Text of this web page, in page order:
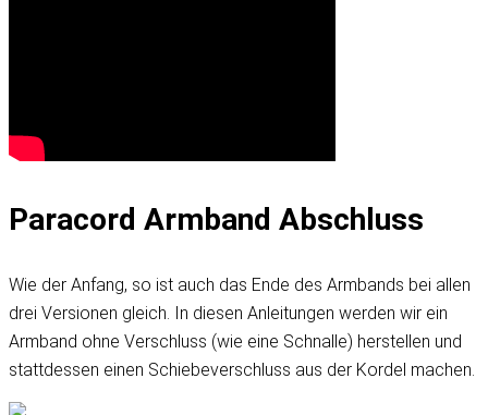
Paracord Armband Abschluss
Wie der Anfang, so ist auch das Ende des Armbands bei allen
drei Versionen gleich. In diesen Anleitungen werden wir ein
Armband ohne Verschluss (wie eine Schnalle) herstellen und
stattdessen einen Schiebeverschluss aus der Kordel machen.